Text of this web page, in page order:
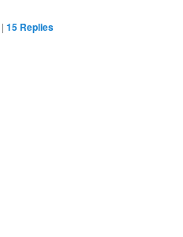
| 15 Replies